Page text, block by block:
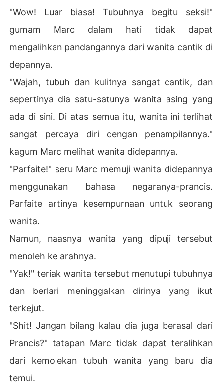
"Wow! Luar biasa! Tubuhnya begitu seksi!"
gumam Marc dalam hati tidak dapat
mengalihkan pandangannya dari wanita cantik di
depannya.
"Wajah, tubuh dan kulitnya sangat cantik, dan
sepertinya dia satu-satunya wanita asing yang
ada di sini. Di atas semua itu, wanita ini terlihat
sangat percaya diri dengan penampilannya."
kagum Marc melihat wanita didepannya.
"Parfaite!" seru Marc memuji wanita didepannya
menggunakan bahasa negaranya-prancis.
Parfaite artinya kesempurnaan untuk seorang
wanita.
Namun, naasnya wanita yang dipuji tersebut
menoleh ke arahnya.
"Yak!" teriak wanita tersebut menutupi tubuhnya
dan berlari meninggalkan dirinya yang ikut
terkejut.
"Shit! Jangan bilang kalau dia juga berasal dari
Prancis?" tatapan Marc tidak dapat teralihkan
dari kemolekan tubuh wanita yang baru dia
temui.